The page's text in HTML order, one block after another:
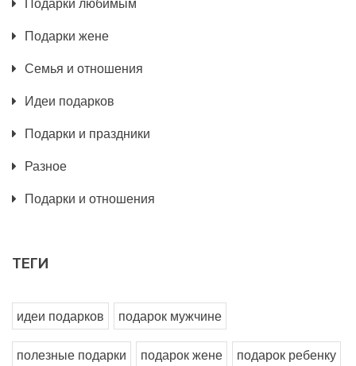
Подарки жене
Семья и отношения
Идеи подарков
Подарки и праздники
Разное
Подарки и отношения
ТЕГИ
идеи подарков подарок мужчине
полезные подарки подарок жене подарок ребенку